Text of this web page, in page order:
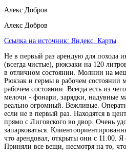
Алекс Добров
Алекс Добров
Ссылка на источник: Яндекс. Карты
Не в первый раз арендую для похода
(всегда чистые), рюкзаки на 120
в отличном состоянии. Молнии на
Рюкзак и гермы в рабочем состоянии
рабочем состоянии. Всегда есть из
мелочи - фонари, зарядки, надувные
реально огромный. Вежливые.
если не в первый раз. Находятся в
прямо с Лиговского во двор. Очень
запарковаться.
что арендовал, открыты они с 11.00.
Приняли все вещи, несмотря на то,